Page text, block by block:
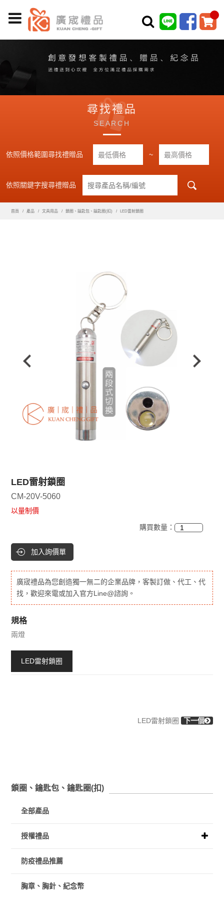
尋找禮品
SEARCH
依照價格範圍尋找禮贈品 ~
依照關鍵字搜尋禮贈品
首頁 產品 文具用品 鎖圈、鑰匙包、鑰匙圈(扣) LED雷射鎖圈
LED雷射鎖圈
CM-20V-5060
以量制價
購買數量：
加入詢價單
廣宬禮品為您創造獨一無二的企業品牌，客製訂做、代工、代
找，歡迎來電或加入官方Line@諮詢。
規格
兩燈
LED雷射鎖圈
LED雷射鎖圈 下一個
鎖圈、鑰匙包、鑰匙圈(扣)
全部產品
授權禮品
防疫禮品推薦
胸章、胸針、紀念幣